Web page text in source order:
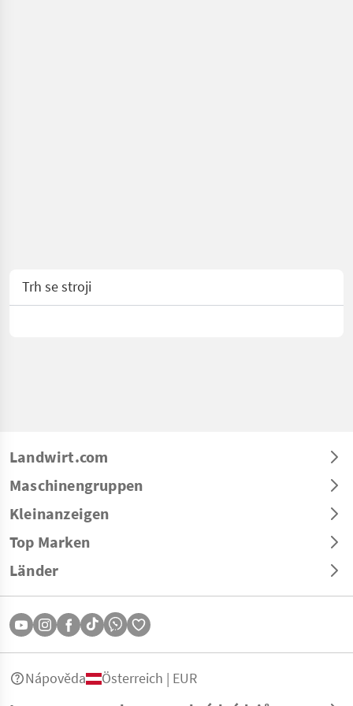
Trh se stroji
Landwirt.com
Maschinengruppen
Kleinanzeigen
Top Marken
Länder
Nápověda Österreich | EUR